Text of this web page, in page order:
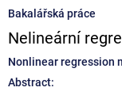
Bakalářská práce
Nelineární
Nonlinear regression
Abstract: